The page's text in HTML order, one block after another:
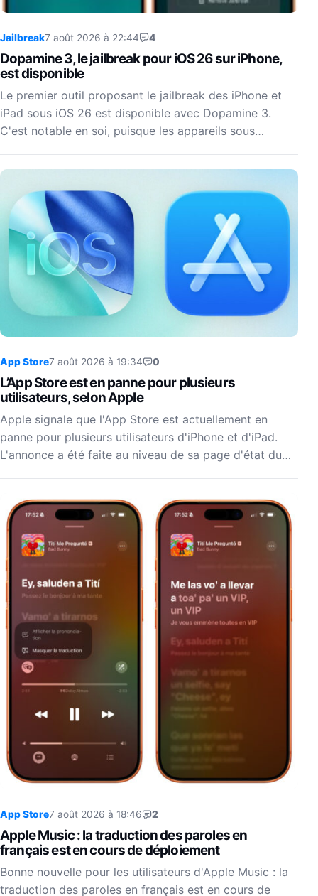
Jailbreak7 août 2026 à 22:44 4
Dopamine 3, le jailbreak pour iOS 26 sur iPhone,
est disponible
Le premier outil proposant le jailbreak des iPhone et
iPad sous iOS 26 est disponible avec Dopamine 3.
C'est notable en soi, puisque les appareils sous…
App Store7 août 2026 à 19:34 0
L’App Store est en panne pour plusieurs
utilisateurs, selon Apple
Apple signale que l'App Store est actuellement en
panne pour plusieurs utilisateurs d'iPhone et d'iPad.
L'annonce a été faite au niveau de sa page d'état du…
App Store7 août 2026 à 18:46 2
Apple Music : la traduction des paroles en
français est en cours de déploiement
Bonne nouvelle pour les utilisateurs d'Apple Music : la
traduction des paroles en français est en cours de